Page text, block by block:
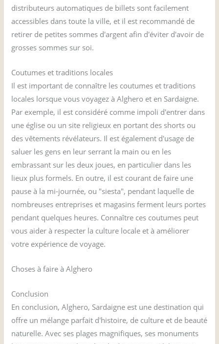
distributeurs automatiques de billets sont facilement
accessibles dans toute la ville, et il est recommandé de
retirer de petites sommes d'argent afin d'éviter d'avoir de
grosses sommes sur soi.
Coutumes et traditions locales
Il est important de connaître les coutumes et traditions
locales lorsque vous voyagez à Alghero et en Sardaigne.
Par exemple, il est considéré comme impoli d'entrer dans
une église ou un site religieux en portant des shorts ou
des vêtements révélateurs. Il est également d'usage de
saluer les gens en leur serrant la main ou en les
embrassant sur les deux joues, en particulier dans les
lieux plus formels. En outre, il est courant de faire une
pause à la mi-journée, ou "siesta", pendant laquelle de
nombreuses entreprises et magasins ferment leurs portes
pendant quelques heures. Connaître ces coutumes peut
vous aider à respecter la culture locale et à améliorer
votre expérience de voyage.
Choses à faire à Alghero
Conclusion
En conclusion, Alghero, Sardaigne est une destination qui
offre un mélange parfait d'histoire, de culture et de beauté
naturelle. Avec ses plages magnifiques, ses monuments